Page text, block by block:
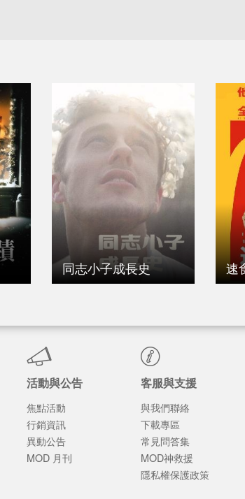
同志小子成長史 速
活動與公告
焦點活動
行銷資訊
異動公告
MOD 月刊
客服與支援
與我們聯絡
下載專區
常見問答集
MOD神救援
隱私權保護政策